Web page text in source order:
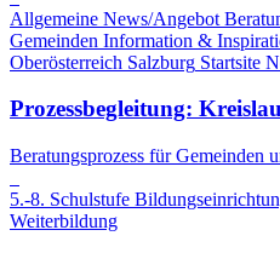
Allgemeine News/Angebot
Gemeinden Information &
Oberösterreich Salzburg Startsite
Prozessbegleitung:
Beratungsprozess für Gemeinden
5.-8. Schulstufe
Weiterbildung